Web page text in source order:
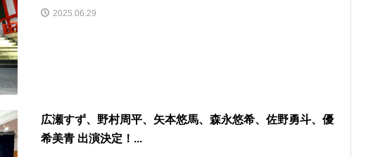
2025.06.29
広瀬すず、野村周平、矢本悠馬、森永悠希、佐野勇斗、優
希美青 出演決定！...